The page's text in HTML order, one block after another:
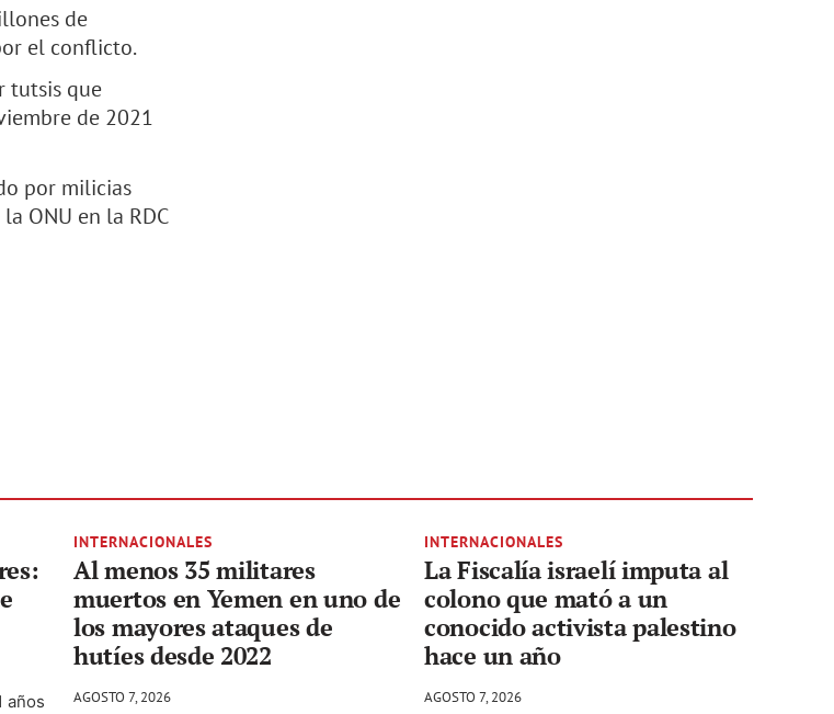
de
el conflicto.
tutsis que
de 2021
por milicias
ONU en la RDC
años
INTERNACIONALES
Al menos 35 militares
muertos en Yemen en uno de
los mayores ataques de
hutíes desde 2022
AGOSTO 7, 2026
INTERNACIONALES
La Fiscalía israelí imputa al
colono que mató a un
conocido activista palestino
hace un año
AGOSTO 7, 2026